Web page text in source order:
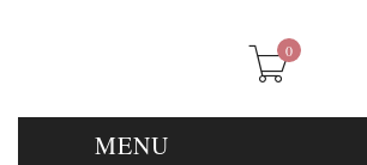
0
MENU